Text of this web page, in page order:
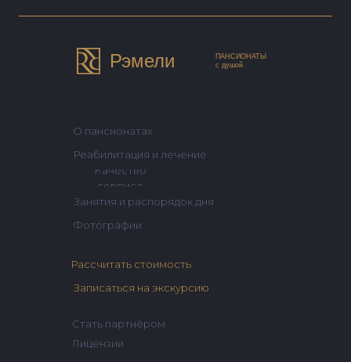
Рэмели
ПАНСИОНАТЫ
с душой
О пансионатах
Реабилитация и лечение
Качество
сервиса
Занятия и распорядок дня
Рассчитать стоимость
Фотографии
Записаться на экскурсию
Стать партнёром
Лицензии